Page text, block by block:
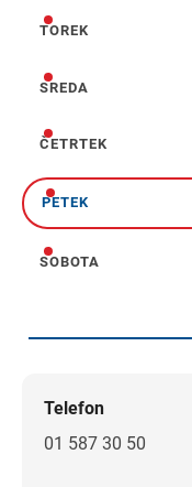
torek
TOREK
sreda
SREDA
četrtek
ČETRTEK
petek
PETEK
sobota
SOBOTA
Telefon
01 587 30 50